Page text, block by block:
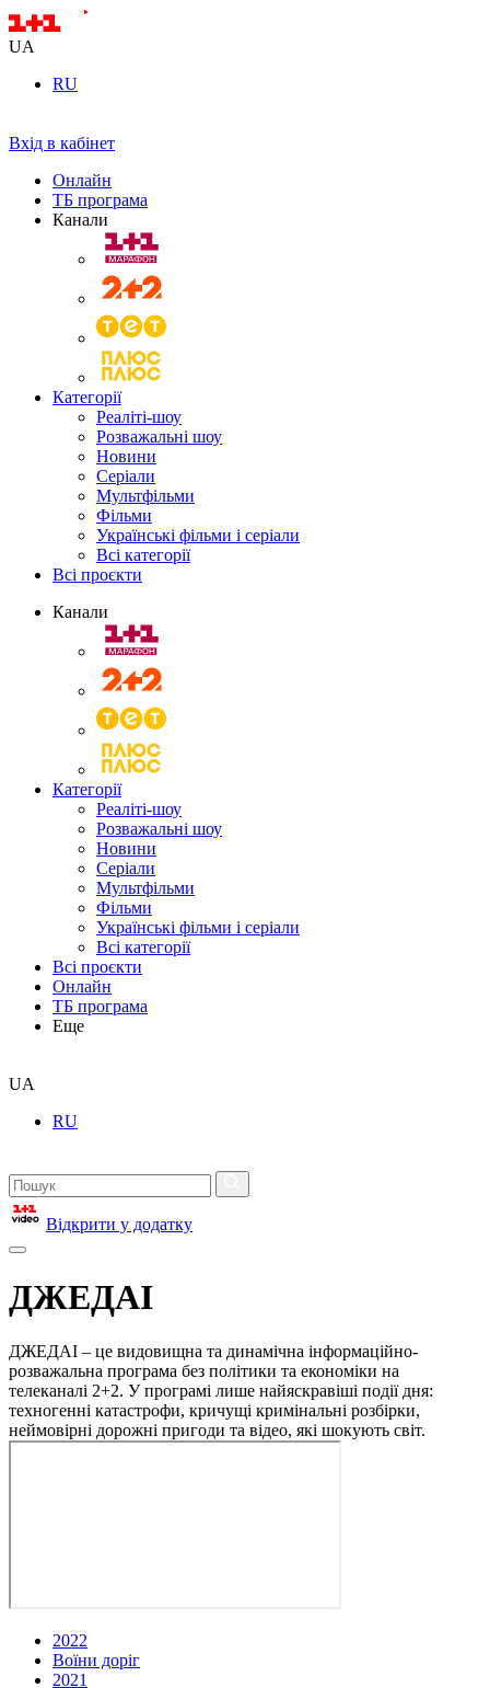
UA
RU
Вхід в кабінет
Онлайн
ТБ програма
Канали
Категорії
Реаліті-шоу
Розважальні шоу
Новини
Серіали
Мультфільми
Фільми
Українські фільми і серіали
Всі категорії
Всі проєкти
Канали
Категорії
Реаліті-шоу
Розважальні шоу
Новини
Серіали
Мультфільми
Фільми
Українські фільми і серіали
Всі категорії
Всі проєкти
Онлайн
ТБ програма
Еще
UA
RU
Відкрити у додатку
ДЖЕДАІ
ДЖЕДАІ – це видовищна та динамічна інформаційно-
розважальна програма без політики та економіки на
телеканалі 2+2. У програмі лише найяскравіші події дня:
техногенні катастрофи, кричущі кримінальні розбірки,
неймовірні дорожні пригоди та відео, які шокують світ.
2022
Воїни доріг
2021